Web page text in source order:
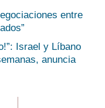
entre
Israel y Líbano
anuncia